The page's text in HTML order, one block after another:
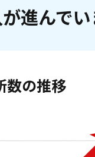
進んで
数の推移